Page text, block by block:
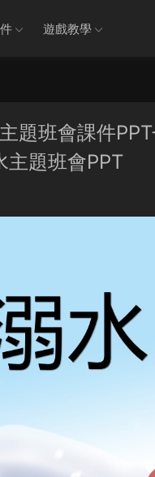
遊戲教學
題班會課件
主題班會PPT